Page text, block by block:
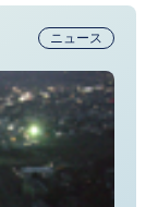
ニュース